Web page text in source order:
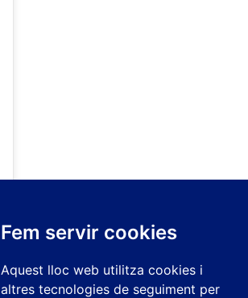
Fem servir cookies
Aquest lloc web utilitza cookies i
altres tecnologies de seguiment per